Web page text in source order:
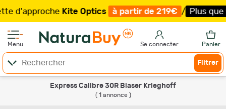
d'approcheKite Optics à partir de 219€ / Plus que
Menu Se connecter Panier
Filtrer
Express Calibre 30R Blaser Krieghoff
( 1 annonce )